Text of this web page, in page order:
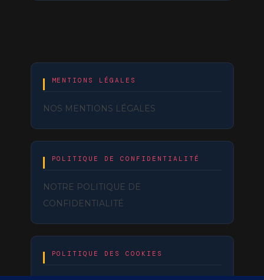
MENTIONS LÉGALES
NOS MENTIONS LÉGALES
POLITIQUE DE CONFIDENTIALITÉ
NOTRE POLITIQUE DE
CONFIDENTIALITÉ
POLITIQUE DES COOKIES